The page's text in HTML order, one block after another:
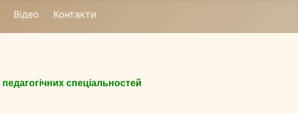
Відео Контакти
спеціальностей